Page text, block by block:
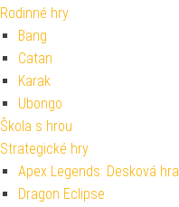
Rodinné hry
Bang
Catan
Karak
Ubongo
Škola s hrou
Strategické hry
Apex Legends: Desková hra
Dragon Eclipse